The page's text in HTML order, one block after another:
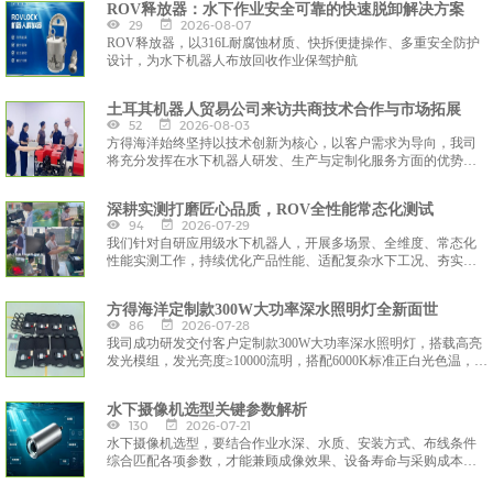
ROV释放器：水下作业安全可靠的快速脱卸解决方案
29
2026-08-07
ROV释放器，以316L耐腐蚀材质、快拆便捷操作、多重安全防护
设计，为水下机器人布放回收作业保驾护航
土耳其机器人贸易公司来访共商技术合作与市场拓展
52
2026-08-03
方得海洋始终坚持以技术创新为核心，以客户需求为导向，我司
将充分发挥在水下机器人研发、生产与定制化服务方面的优势，
深耕实测打磨匠心品质，ROV全性能常态化测试
94
2026-07-29
我们针对自研应用级水下机器人，开展多场景、全维度、常态化
性能实测工作，持续优化产品性能、适配复杂水下工况、夯实设
高可靠智能水下装备。
方得海洋定制款300W大功率深水照明灯全新面世
86
2026-07-28
我司成功研发交付客户定制款300W大功率深水照明灯，搭载高亮
发光模组，发光亮度≥10000流明，搭配6000K标准正白光色温，光
精准度与安全性。
水下摄像机选型关键参数解析
130
2026-07-21
水下摄像机选型，要结合作业水深、水质、安装方式、布线条件
综合匹配各项参数，才能兼顾成像效果、设备寿命与采购成本，